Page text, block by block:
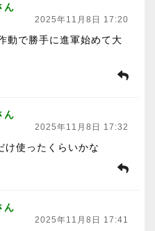
ん
2025年11月8日 17:20
動で勝手に進軍始めて大
ん
2025年11月8日 17:32
け使ったくらいかな
ん
2025年11月8日 17:41